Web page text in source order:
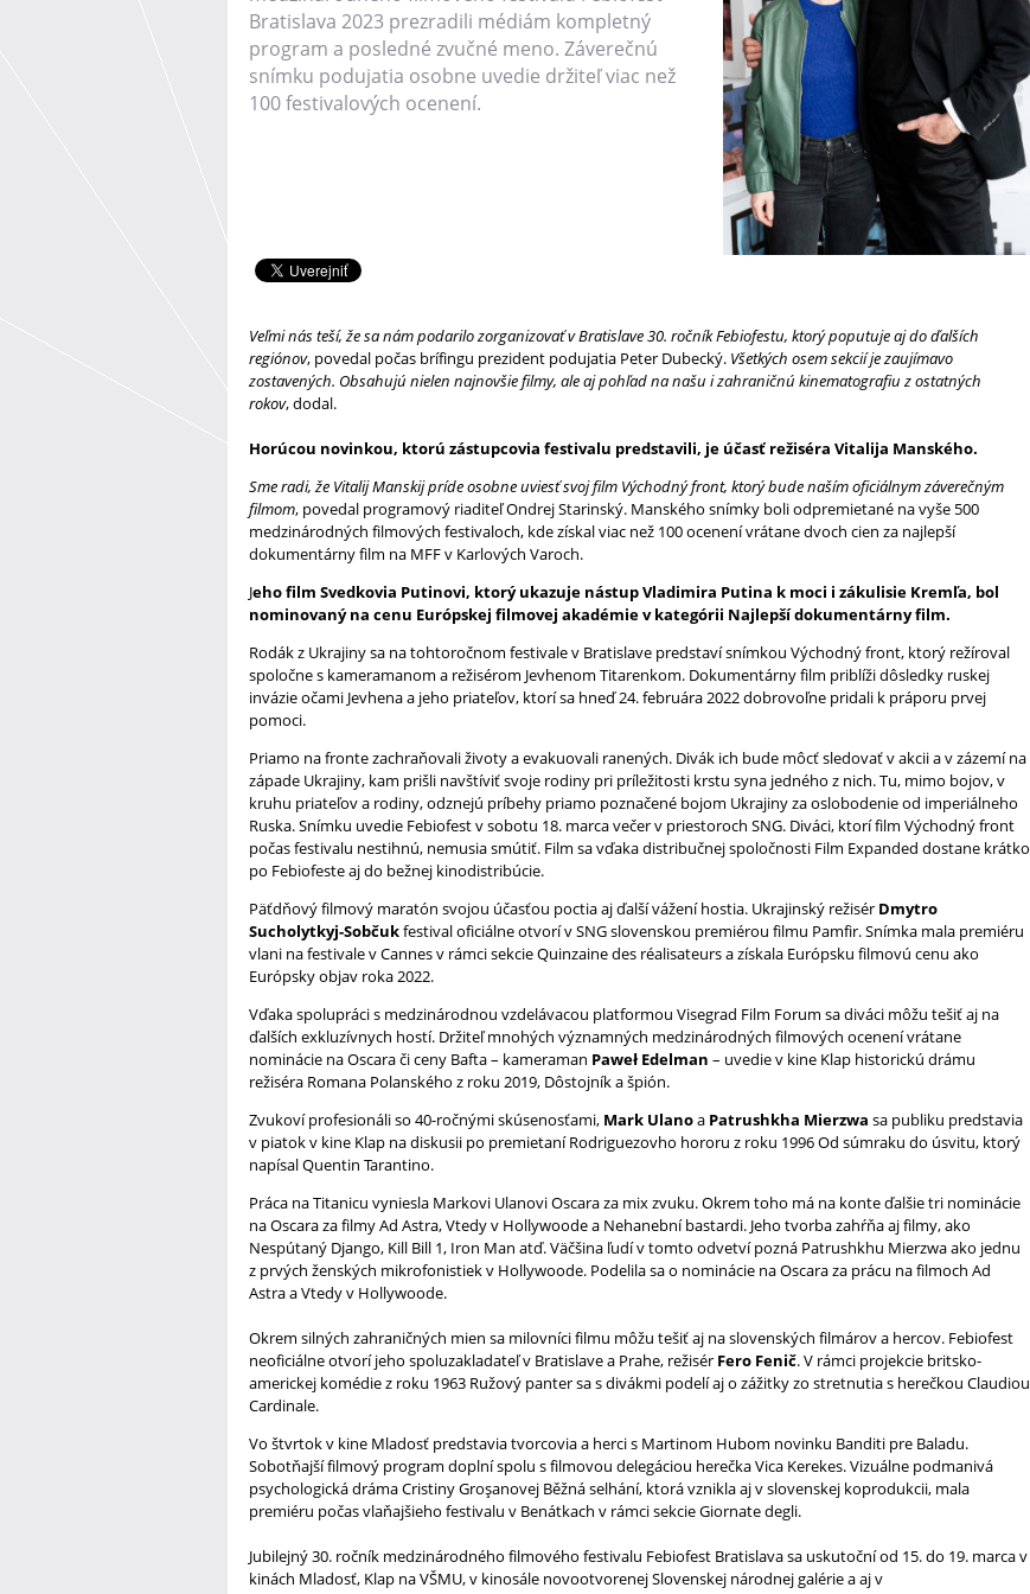
Bratislava 2023 prezradili médiám kompletný
program a posledné zvučné meno. Záverečnú
snímku podujatia osobne uvedie držiteľ viac než
100 festivalových ocenení.
Veľmi nás teší, že sa nám podarilo zorganizovať v Bratislave 30. ročník Febiofestu, ktorý poputuje aj do ďalších
regiónov, povedal počas brífingu prezident podujatia Peter Dubecký. Všetkých osem sekcií je zaujímavo
zostavených. Obsahujú nielen najnovšie filmy, ale aj pohľad na našu i zahraničnú kinematografiu z ostatných
rokov, dodal.
Horúcou novinkou, ktorú zástupcovia festivalu predstavili, je účasť režiséra Vitalija Manského.
Sme radi, že Vitalij Manskij príde osobne uviesť svoj film Východný front, ktorý bude naším oficiálnym záverečným
filmom, povedal programový riaditeľ Ondrej Starinský. Manského snímky boli odpremietané na vyše 500
medzinárodných filmových festivaloch, kde získal viac než 100 ocenení vrátane dvoch cien za najlepší
dokumentárny film na MFF v Karlových Varoch.
Jeho film Svedkovia Putinovi, ktorý ukazuje nástup Vladimira Putina k moci i zákulisie Kremľa, bol
nominovaný na cenu Európskej filmovej akadémie v kategórii Najlepší dokumentárny film.
Rodák z Ukrajiny sa na tohtoročnom festivale v Bratislave predstaví snímkou Východný front, ktorý režíroval
spoločne s kameramanom a režisérom Jevhenom Titarenkom. Dokumentárny film priblíži dôsledky ruskej
invázie očami Jevhena a jeho priateľov, ktorí sa hneď 24. februára 2022 dobrovoľne pridali k práporu prvej
pomoci.
Priamo na fronte zachraňovali životy a evakuovali ranených. Divák ich bude môcť sledovať v akcii a v zázemí na
západe Ukrajiny, kam prišli navštíviť svoje rodiny pri príležitosti krstu syna jedného z nich. Tu, mimo bojov, v
kruhu priateľov a rodiny, odznejú príbehy priamo poznačené bojom Ukrajiny za oslobodenie od imperiálneho
Ruska. Snímku uvedie Febiofest v sobotu 18. marca večer v priestoroch SNG. Diváci, ktorí film Východný front
počas festivalu nestihnú, nemusia smútiť. Film sa vďaka distribučnej spoločnosti Film Expanded dostane krátko
po Febiofeste aj do bežnej kinodistribúcie.
Päťdňový filmový maratón svojou účasťou poctia aj ďalší vážení hostia. Ukrajinský režisér Dmytro
Sucholytkyj-Sobčukfestival oficiálne otvorí v SNG slovenskou premiérou filmu Pamfir. Snímka mala premiéru
vlani na festivale v Cannes v rámci sekcie Quinzaine des réalisateurs a získala Európsku filmovú cenu ako
Európsky objav roka 2022.
Vďaka spolupráci s medzinárodnou vzdelávacou platformou Visegrad Film Forum sa diváci môžu tešiť aj na
ďalších exkluzívnych hostí. Držiteľ mnohých významných medzinárodných filmových ocenení vrátane
nominácie na Oscara či ceny Bafta – kameraman Paweł Edelman – uvedie v kine Klap historickú drámu
režiséra Romana Polanského z roku 2019, Dôstojník a špión.
Zvukoví profesionáli so 40-ročnými skúsenosťami, Mark Ulanoa Patrushkha Mierzwa sa publiku predstavia
v piatok v kine Klap na diskusii po premietaní Rodriguezovho hororu z roku 1996 Od súmraku do úsvitu, ktorý
napísal Quentin Tarantino.
Práca na Titanicu vyniesla Markovi Ulanovi Oscara za mix zvuku. Okrem toho má na konte ďalšie tri nominácie
na Oscara za filmy Ad Astra, Vtedy v Hollywoode a Nehanební bastardi. Jeho tvorba zahŕňa aj filmy, ako
Nespútaný Django, Kill Bill 1, Iron Man atď. Väčšina ľudí v tomto odvetví pozná Patrushkhu Mierzwa ako jednu
z prvých ženských mikrofonistiek v Hollywoode. Podelila sa o nominácie na Oscara za prácu na filmoch Ad
Astra a Vtedy v Hollywoode.
Okrem silných zahraničných mien sa milovníci filmu môžu tešiť aj na slovenských filmárov a hercov. Febiofest
neoficiálne otvorí jeho spoluzakladateľ v Bratislave a Prahe, režisér Fero Fenič. V rámci projekcie britsko-
americkej komédie z roku 1963 Ružový panter sa s divákmi podelí aj o zážitky zo stretnutia s herečkou Claudiou
Cardinale.
Vo štvrtok v kine Mladosť predstavia tvorcovia a herci s Martinom Hubom novinku Banditi pre Baladu.
Sobotňajší filmový program doplní spolu s filmovou delegáciou herečka Vica Kerekes. Vizuálne podmanivá
psychologická dráma Cristiny Groşanovej Běžná selhání, ktorá vznikla aj v slovenskej koprodukcii, mala
premiéru počas vlaňajšieho festivalu v Benátkach v rámci sekcie Giornate degli.
Jubilejný 30. ročník medzinárodného filmového festivalu Febiofest Bratislava sa uskutoční od 15. do 19. marca v
kinách Mladosť, Klap na VŠMU, v kinosále novootvorenej Slovenskej národnej galérie a aj v